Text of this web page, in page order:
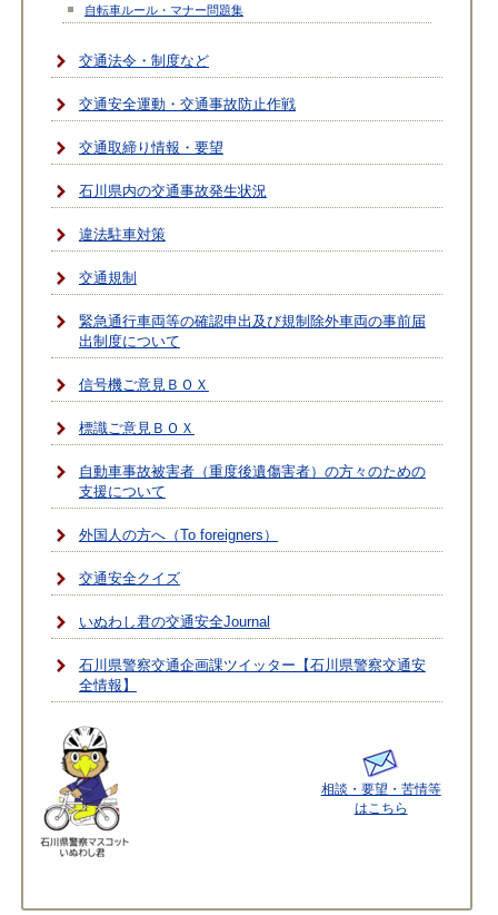
自転車ルール・マナー問題集
交通法令・制度など
交通安全運動・交通事故防止作戦
交通取締り情報・要望
石川県内の交通事故発生状況
違法駐車対策
交通規制
緊急通行車両等の確認申出及び規制除外車両の事前届
出制度について
信号機ご意見ＢＯＸ
標識ご意見ＢＯＸ
自動車事故被害者（重度後遺傷害者）の方々のための
支援について
外国人の方へ（To foreigners）
交通安全クイズ
いぬわし君の交通安全Journal
石川県警察交通企画課ツイッター【石川県警察交通安
全情報】
相談・要望・苦情等
はこちら